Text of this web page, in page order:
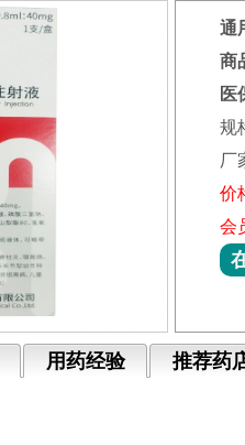
通
商
医
规
厂
价
会
用药经验 推荐药